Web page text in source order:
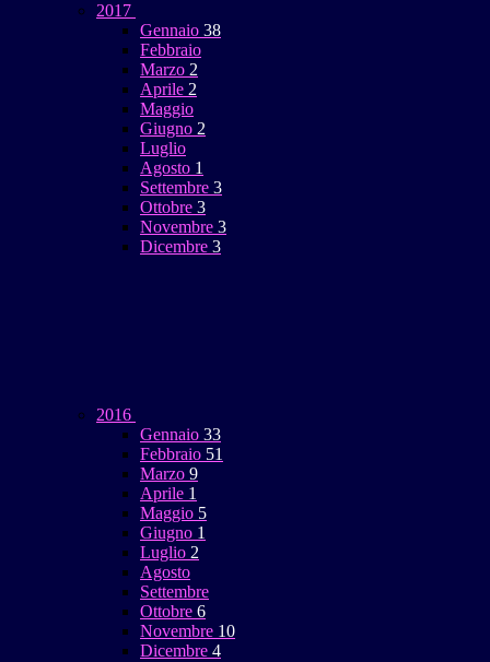
2017
Gennaio 38
Febbraio
Marzo 2
Aprile 2
Maggio
Giugno 2
Luglio
Agosto 1
Settembre 3
Ottobre 3
Novembre 3
Dicembre 3
2016
Gennaio 33
Febbraio 51
Marzo 9
Aprile 1
Maggio 5
Giugno 1
Luglio 2
Agosto
Settembre
Ottobre 6
Novembre 10
Dicembre 4